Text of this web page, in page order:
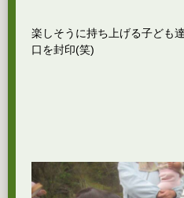
楽しそうに持ち上げる子ども
口を封印(笑)